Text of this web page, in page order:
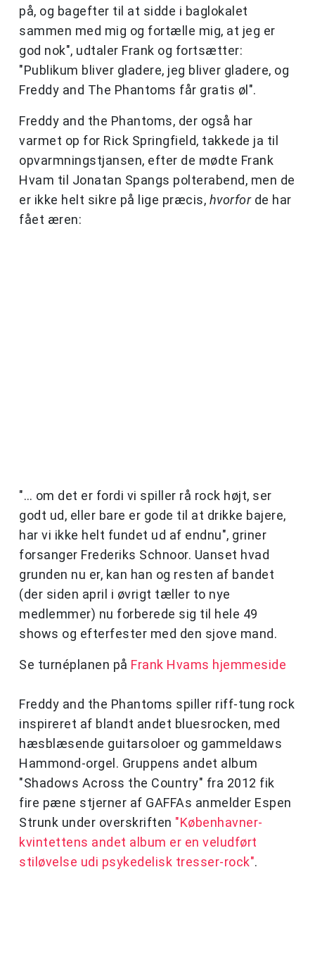
på, og bagefter til at sidde i baglokalet
sammen med mig og fortælle mig, at jeg er
god nok", udtaler Frank og fortsætter:
"Publikum bliver gladere, jeg bliver gladere, og
Freddy and The Phantoms får gratis øl".
Freddy and the Phantoms, der også har
varmet op for Rick Springfield, takkede ja til
opvarmningstjansen, efter de mødte Frank
Hvam til Jonatan Spangs polterabend, men de
er ikke helt sikre på lige præcis, hvorforde har
fået æren:
"… om det er fordi vi spiller rå rock højt, ser
godt ud, eller bare er gode til at drikke bajere,
har vi ikke helt fundet ud af endnu", griner
forsanger Frederiks Schnoor. Uanset hvad
grunden nu er, kan han og resten af bandet
(der siden april i øvrigt tæller to nye
medlemmer) nu forberede sig til hele 49
shows og efterfester med den sjove mand.
Se turnéplanen på Frank Hvams hjemmeside
Freddy and the Phantoms spiller riff-tung rock
inspireret af blandt andet bluesrocken, med
hæsblæsende guitarsoloer og gammeldaws
Hammond-orgel. Gruppens andet album
"Shadows Across the Country" fra 2012 fik
fire pæne stjerner af GAFFAs anmelder Espen
Strunk under overskriften "Københavner-
kvintettens andet album er en veludført
stiløvelse udi psykedelisk tresser-rock".